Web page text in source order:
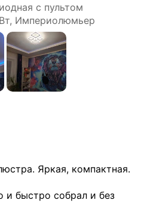
с пультом
Империолюмьер
Яркая, компактная.
и быстро собрал и без